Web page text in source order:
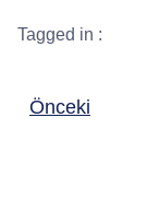
Tagged in :
Önceki